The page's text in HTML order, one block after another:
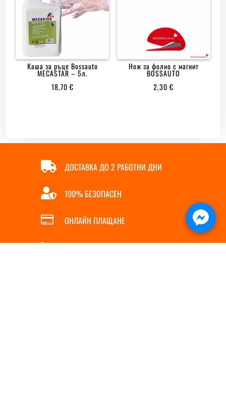
Каша за ръце Bossauto
MECASTAR – 5л.
18,70€
Нож за фолио с магнит
BOSSAUTO
2,30€
 ДОСТАВКА ДО 2 РАБОТНИ ДНИ
 100% БЕЗОПАСЕН
 ОНЛАЙН ПЛАЩАНЕ
